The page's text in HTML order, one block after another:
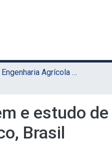
TCC - Engenharia Agrícola e Ambiental (Sede)
e estudo de
Brasil